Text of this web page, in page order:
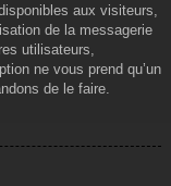
aux visiteurs,
de la messagerie
utilisateurs,
ne vous prend qu’un
de le faire.